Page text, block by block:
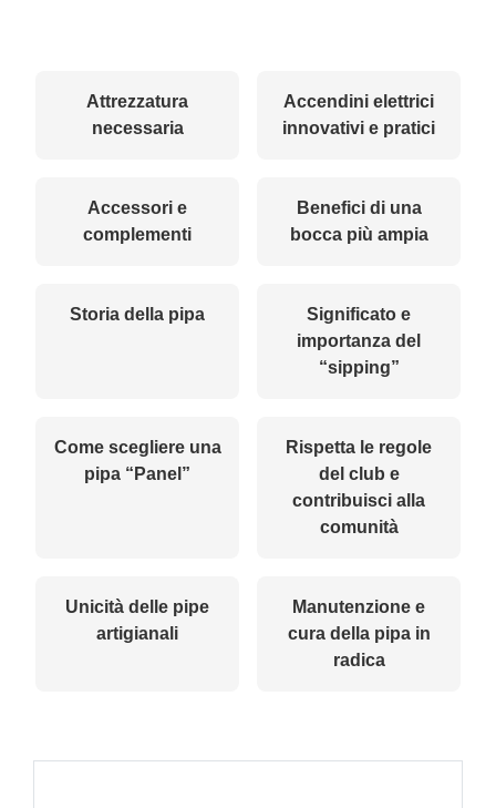
Attrezzatura
necessaria
Accendini elettrici
innovativi e pratici
Accessori e
complementi
Benefici di una
bocca più ampia
Storia della pipa
Significato e
importanza del
“sipping”
Come scegliere una
pipa “Panel”
Rispetta le regole
del club e
contribuisci alla
comunità
Unicità delle pipe
artigianali
Manutenzione e
cura della pipa in
radica